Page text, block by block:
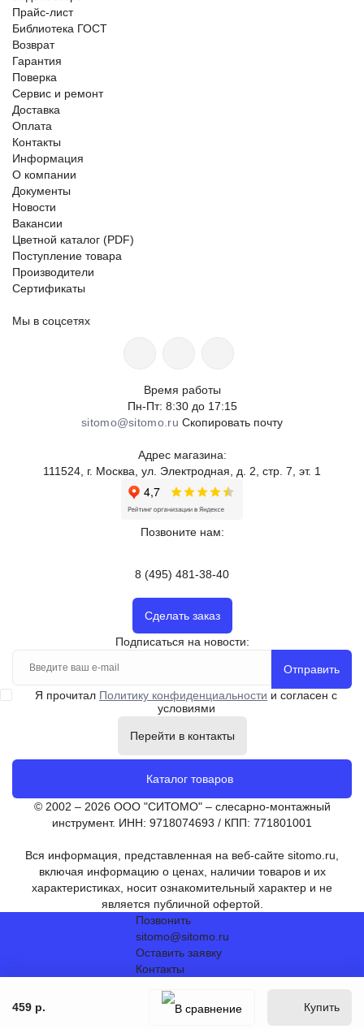
459 р. Купить
Прайс-лист
Библиотека ГОСТ
Возврат
Гарантия
Поверка
Сервис и ремонт
Доставка
Оплата
Контакты
Информация
О компании
Документы
Новости
Вакансии
Цветной каталог (PDF)
Поступление товара
Производители
Сертификаты
Мы в соцсетях
Время работы
Пн-Пт: 8:30 до 17:15
sitomo@sitomo.ru Скопировать почту
Адрес магазина:
111524, г. Москва, ул. Электродная, д. 2, стр. 7, эт. 1
Позвоните нам:
8 (495) 481-38-40
Сделать заказ
Подписаться на новости:
Отправить
Я прочитал Политику конфиденциальности и согласен с
условиями
Перейти в контакты
Каталог товаров
© 2002 – 2026 ООО "СИТОМО" – слесарно-монтажный
инструмент. ИНН: 9718074693 / КПП: 771801001
Вся информация, представленная на веб-сайте sitomo.ru,
включая информацию о ценах, наличии товаров и их
характеристиках, носит ознакомительный характер и не
является публичной офертой.
Позвонить
sitomo@sitomo.ru
Оставить заявку
Контакты